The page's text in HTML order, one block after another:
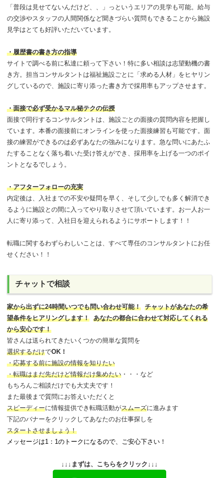
「普段は見せてないんだけど、、」っというエリアの見学も可能。給与
の交渉やスタッフの人間関係など聞きづらい質問もできることから施設
見学はとても好評いただいています。
・履歴書の書き方の指導
サイトで調べる前に私達に頼って下さい！特に多い相談は志望動機の書
き方。担当コンサルタントは福祉施設ごとに「求める人材」をヒヤリン
グしているので、施設に寄り添った書き方で採用率もアップさせます。
・面接で必ず受かるマル秘テクの伝授
面接で同行するコンサルタントは、施設ごとの面接の質問内容を把握し
ています。本番の面接前にオンラインを使った面接練習も可能です。面
接の練習ができるのは必ずあなたの強みになります。急な問いにあたふ
たすることなく落ち着いた受け答えができ、採用率を上げる一つのポイ
ントとなるでしょう。
・アフターフォローの充実
内定後は、入社までの不安や疑問を早く、そして少しでも多く解消でき
るように施設との間に入ってやり取りさせて頂いています。お一人お一
人に寄り添って、入社日を迎えられるようにサポートします！！
転職に関するわずらわしいことは、すべて専任のコンサルタントにお任
せください！！
チャットで相談
家から出ずに24時間いつでも問い合わせ可能！ チャットがあなたの希
望条件をヒアリングします！ あなたの都合に合わせて対応してくれる
から安心です！
皆さんは送られてきたいくつかの簡単な質問を
選択するだけでOK！
・応募する前に施設の情報を知りたい
・転職はまだ先だけど情報だけ集めたい ・・・など
もちろんご相談だけでも大丈夫です！
また最後まで質問にお答えいただくと
スピーディーに情報提供でき転職活動がスムーズに進みます
下記のバナーをクリックしてあなたのお仕事探しを
スタートさせましょう！
メッセージは1：1のトークになるので、ご安心下さい！
↓↓↓まずは、こちらをクリック↓↓↓